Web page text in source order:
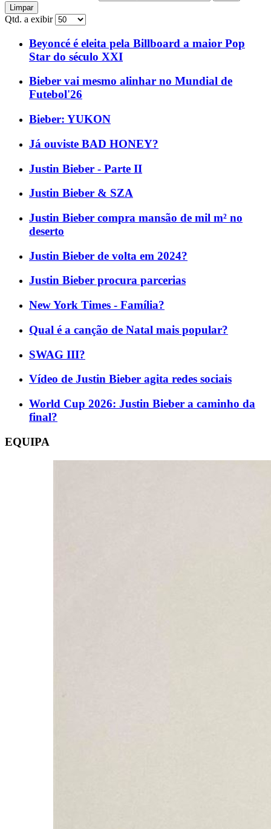
Limpar
Qtd. a exibir
Beyoncé é eleita pela Billboard a maior Pop
Star do século XXI
Bieber vai mesmo alinhar no Mundial de
Futebol'26
Bieber: YUKON
Já ouviste BAD HONEY?
Justin Bieber - Parte II
Justin Bieber & SZA
Justin Bieber compra mansão de mil m² no
deserto
Justin Bieber de volta em 2024?
Justin Bieber procura parcerias
New York Times - Família?
Qual é a canção de Natal mais popular?
SWAG III?
Vídeo de Justin Bieber agita redes sociais
World Cup 2026: Justin Bieber a caminho da
final?
EQUIPA